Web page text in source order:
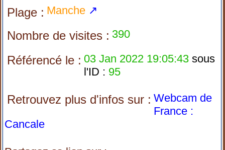
Plage : Manche ↗
Nombre de visites : 390
Référencé le : 03 Jan 2022 19:05:43 sous
l'ID : 95
Retrouvez plus d'infos sur : Webcam de
France :
Cancale